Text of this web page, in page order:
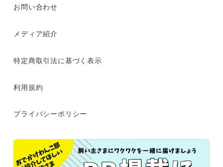
お問い合わせ
メディア紹介
特定商取引法に基づく表示
利用規約
プライバシーポリシー